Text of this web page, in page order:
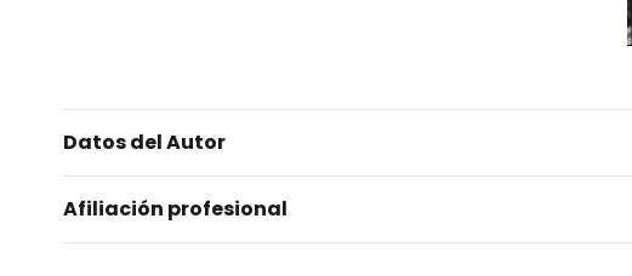
Datos del Autor
Afiliación profesional